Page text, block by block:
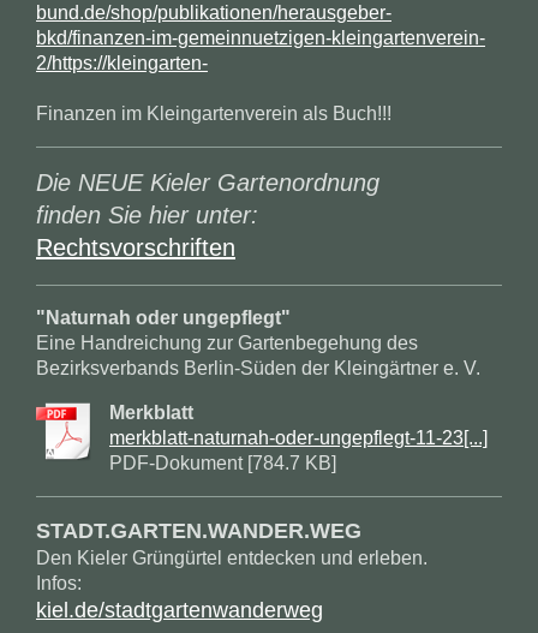
bund.de/shop/publikationen/herausgeber-
bkd/finanzen-im-gemeinnuetzigen-kleingartenverein-
2/https://kleingarten-
Finanzen im Kleingartenverein als Buch!!!
Die NEUE Kieler Gartenordnung
finden Sie hier unter:
Rechtsvorschriften
"Naturnah oder ungepflegt"
Eine Handreichung zur Gartenbegehung des
Bezirksverbands Berlin-Süden der Kleingärtner e. V.
Merkblatt
merkblatt-naturnah-oder-ungepflegt-11-23[...]
PDF-Dokument [784.7 KB]
STADT.GARTEN.WANDER.WEG
Den Kieler Grüngürtel entdecken und erleben.
Infos:
kiel.de/stadtgartenwanderweg